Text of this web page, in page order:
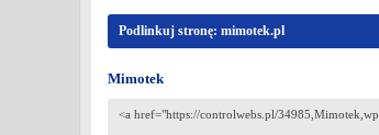
Podlinkuj stronę: mimotek.pl
Mimotek